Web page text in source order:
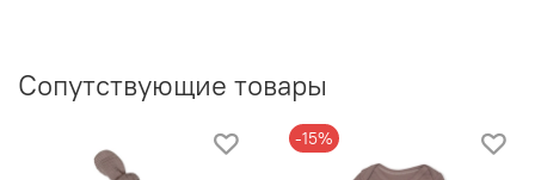
Сопутствующие товары
-15%